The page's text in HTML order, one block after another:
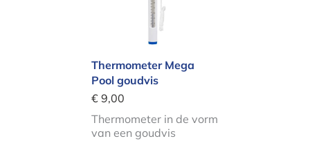
Thermometer Mega
Pool goudvis
€ 9,00
Thermometer in de vorm
van een goudvis